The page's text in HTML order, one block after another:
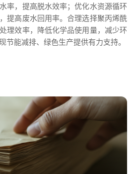
率，提高脱水效率；优化水资源循环
提高废水回用率。合理选择聚丙烯酰
理效率，降低化学品使用量，减少环
节能减排、绿色生产提供有力支持。